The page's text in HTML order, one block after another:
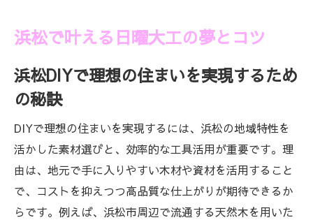
浜松で叶える日曜大工の夢とコツ
浜松DIYで理想の住まいを実現するため
の秘訣
DIYで理想の住まいを実現するには、浜松の地域特性を
活かした素材選びと、効率的な工具活用が重要です。理
由は、地元で手に入りやすい木材や資材を活用すること
で、コストを抑えつつ高品質な仕上がりが期待できるか
らです。例えば、浜松市周辺で流通する天然木を用いた